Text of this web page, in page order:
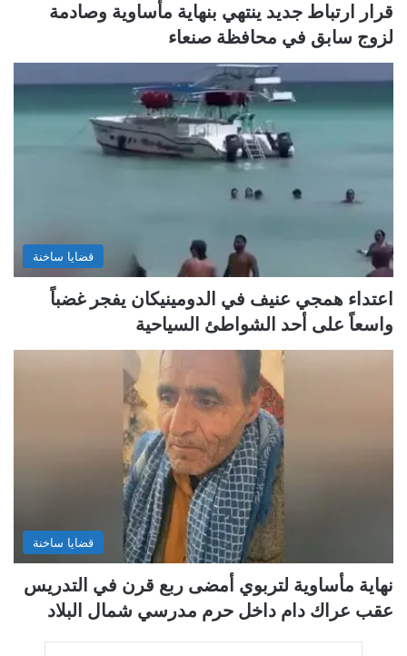
قرار ارتباط جديد ينتهي بنهاية مأساوية وصادمة
لزوج سابق في محافظة صنعاء
قضايا ساخنة
اعتداء همجي عنيف في الدومينيكان يفجر غضباً
واسعاً على أحد الشواطئ السياحية
قضايا ساخنة
نهاية مأساوية لتربوي أمضى ربع قرن في التدريس
عقب عراك دام داخل حرم مدرسي شمال البلاد